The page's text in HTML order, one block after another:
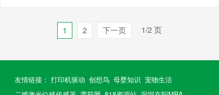
1 2 下一页 1/2 页
友情链接： 打印机驱动 创想鸟 母婴知识 宠物生活